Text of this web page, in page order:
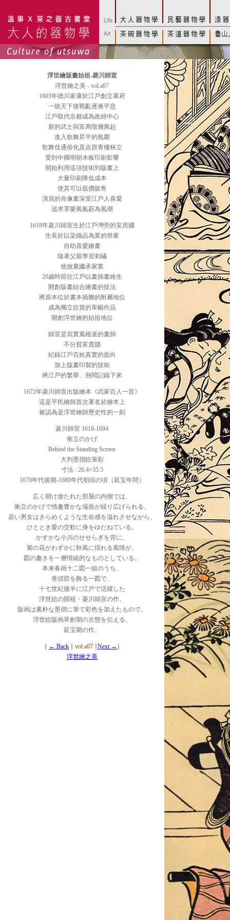
浮世繪版畫始祖-菱川師宣
浮世繪之美 - vol.a07
1603年德川家康於江戶創立幕府
一統天下後戰亂逐漸平息
江戶取代京都成為政經中心
新的武士與富商階層興起
進入歌舞昇平的氛圍
歌舞伎通俗化及吉原青樓林立
受到中國明朝木板印刷影響
開始利用這項技術到版畫上
大量印刷降低成本
使其可以低價販售
演員的肖像畫深受江戶人喜愛
追求享樂風氣蔚為風潮
1618年菱川師宣生於江戶灣旁的安房國
生長於以染織品為業的世家
自幼喜愛繪畫
隨著父親學習刺繡
他放棄繼承家業
20歲時前往江戶以畫插畫維生
開創版畫結合繪畫的技法
將原本位於書本插圖的附屬地位
成為獨立欣賞的單幅作品
開創浮世繪的始祖地位
師宣是寫實風格派的畫師
不分貧富貴賤
紀錄江戶百姓真實的面向
加上版畫印製的技術
將江戶的繁華、熱鬧記錄下來
1672年菱川師宣出版繪本《武家百人一首》
這是平民繪師首次署名於繪本上
被認為是浮世繪師歷史性的一刻
菱川師宣 1618-1694
衝立のかげ
Behind the Standing Screen
大判墨摺絵筆彩
寸法 : 26.4×35.3
1670年代後期-1680年代初頭の頃（延宝年間）
広く開け放たれた部屋の内側では、
衝立のかげで情趣豊かな場面が繰り広げられる。
若い男女はきらめくような生命感を溢れさせながら、
ひととき愛の交歓に身をゆだねている。
かすかな小川のせせらぎを背に、
菊の花がわずかに秋風に揺れる風情が、
図の趣きを一層情緒的なものとしている。
本来春画十二図一組のうち、
巻頭部を飾る一図で、
十七世紀後半に江戸で活躍した
浮世絵の開祖・菱川師宣の作。
版画は素朴な墨摺に筆で彩色を加えたもので、
浮世絵版画草創期の古態を伝える。
延宝期の作。
← Back ∣ vol.a07 ∣ Next →
浮世繪之美